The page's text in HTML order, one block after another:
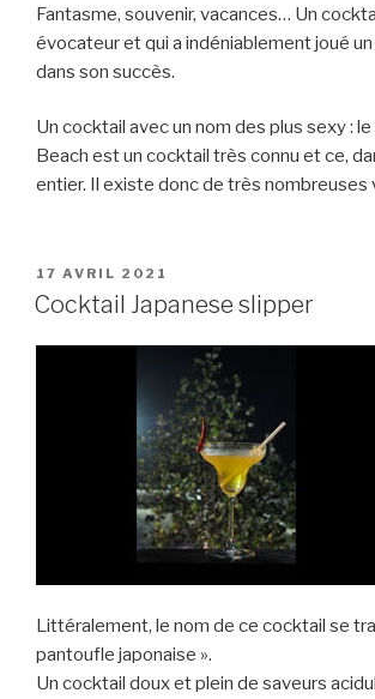
Fantasme, souvenir, vacances… Un
évocateur et qui a indéniablement joué
dans son succès.
Un cocktail avec un nom des plus sexy :
Beach est un cocktail très connu et ce,
entier. Il existe donc de très nombreuses
PUBLIÉ
LE
17 AVRIL 2021
Cocktail Japanese slipper
Littéralement, le nom de ce cocktail se
pantoufle japonaise ».
Un cocktail doux et plein de saveurs